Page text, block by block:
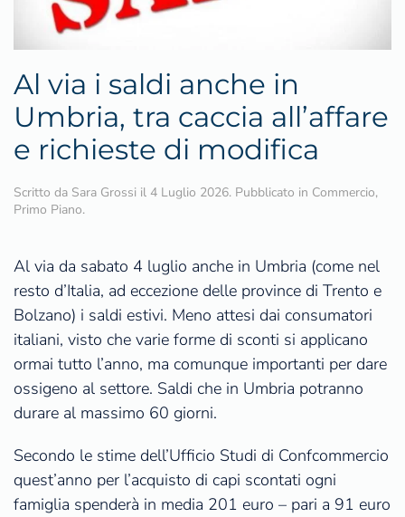
Al via i saldi anche in
Umbria, tra caccia all’affare
e richieste di modifica
Scritto da Sara Grossi il 4 Luglio 2026. Pubblicato in Commercio,
Primo Piano.
Al via da sabato 4 luglio anche in Umbria (come nel
resto d’Italia, ad eccezione delle province di Trento e
Bolzano) i saldi estivi. Meno attesi dai consumatori
italiani, visto che varie forme di sconti si applicano
ormai tutto l’anno, ma comunque importanti per dare
ossigeno al settore. Saldi che in Umbria potranno
durare al massimo 60 giorni.
Secondo le stime dell’Ufficio Studi di Confcommercio
quest’anno per l’acquisto di capi scontati ogni
famiglia spenderà in media 201 euro – pari a 91 euro